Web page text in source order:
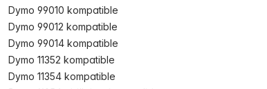
Dymo 99010 kompatible
Dymo 99012 kompatible
Dymo 99014 kompatible
Dymo 11352 kompatible
Dymo 11354 kompatible